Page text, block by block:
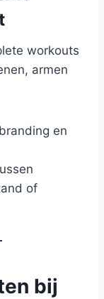
workouts
armen
en
of
bij